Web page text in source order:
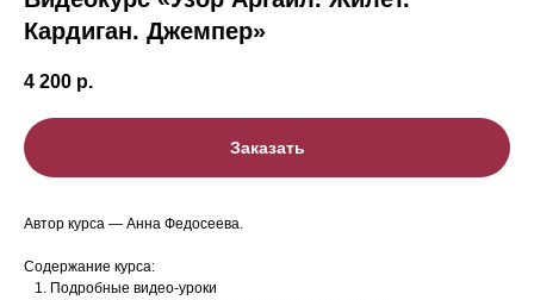
Кардиган. Джемпер»
4 200 р.
Заказать
Автор курса — Анна Федосеева.
Содержание курса:
Подробные видео-уроки